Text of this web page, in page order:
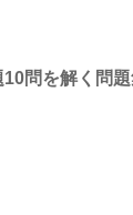
問を解く問題